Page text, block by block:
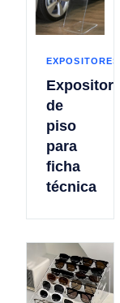
EXPOSITORES
Expositor
de
piso
para
ficha
técnica